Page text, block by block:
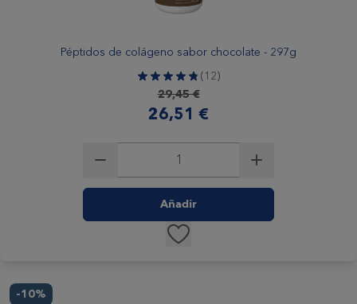
Péptidos de colágeno sabor chocolate - 297g
(12)
Precio habitual
29,45 €
Precio especial
26,51 €
Añadir
-10%